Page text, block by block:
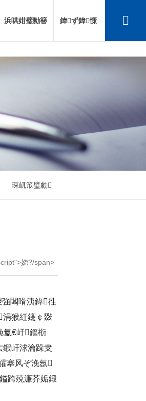
浜哄姏璧勬簮 鍏ず鍏憡
琛屼笟璧勮
娆?/span>
闆嗗洟鍏徃
涓猴紝鑳￠敠
氳€屽鏂椼
鍜屽浗瀹跺叏
搴风ぞ浼氬
跨殑濂芥姤鍛